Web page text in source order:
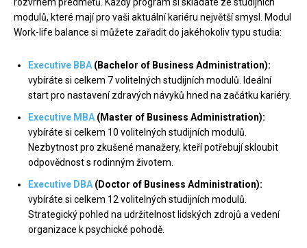
modulů, které mají pro vaši aktuální kariéru největší smysl. Modul
Work-life balance si můžete zařadit do jakéhokoliv typu studia:
Executive BBA (Bachelor of Business Administration):
vybíráte si celkem 7 volitelných studijních modulů. Ideální
start pro nastavení zdravých návyků hned na začátku kariéry.
Executive MBA (Master of Business Administration):
vybíráte si celkem 10 volitelných studijních modulů.
Nezbytnost pro zkušené manažery, kteří potřebují skloubit
odpovědnost s rodinným životem.
Executive DBA (Doctor of Business Administration):
vybíráte si celkem 12 volitelných studijních modulů.
Strategický pohled na udržitelnost lidských zdrojů a vedení
organizace k psychické pohodě.